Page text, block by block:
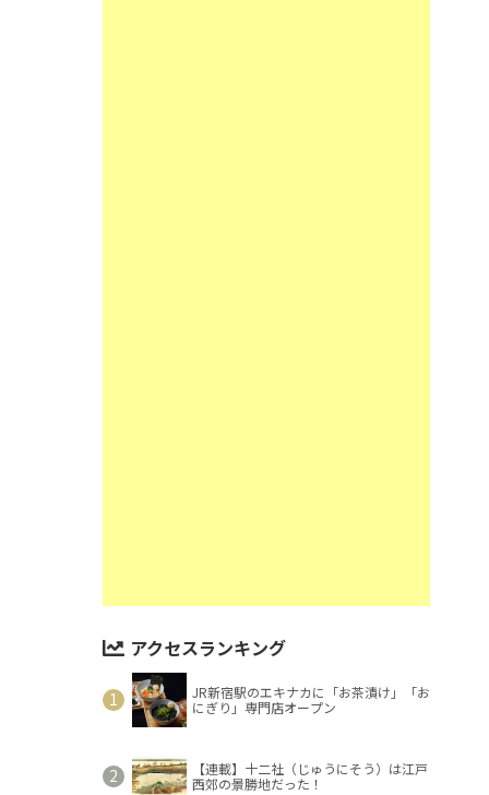
アクセスランキング
JR新宿駅のエキナカに「お茶漬け」「お
にぎり」専門店オープン
【連載】十二社（じゅうにそう）は江戸
西郊の景勝地だった！